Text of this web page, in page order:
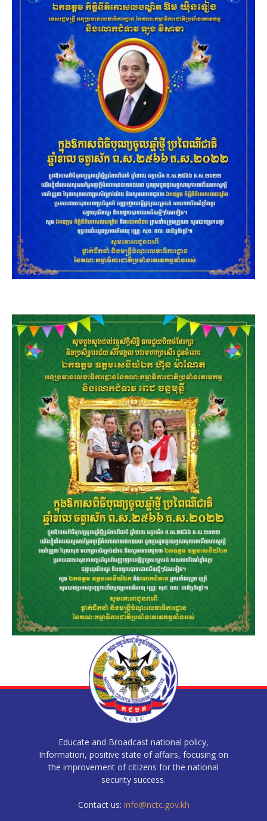
Educate and Broadcast national policy,
Information, positive state of affairs, focusing on
the improvement of citizens for the national
security success.
Contact us: info@nctc.gov.kh